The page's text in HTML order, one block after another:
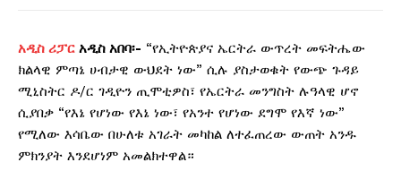
አዲስ ሪፓር አዲስ አበባ፡- “የኢትዮጵያና ኤርትራ ውጥረት መፍትሔው
ክልላዊ ምጣኔ ሀብታዊ ውህደት ነው” ሲሉ ያስታወቁት የውጭ ጉዳይ
ሚኒስትር ዶ/ር ገዲዮን ጢሞቲዎስ፣ የኤርትራ መንግስት ሉዓላዊ ሆኖ
ሲያበቃ “የእኔ የሆነው የእኔ ነው፣ የአንተ የሆነው ደግሞ የእኛ ነው”
የሚለው እሳቤው በሁለቱ አገራት መካከል ለተፈጠረው ውጠት አንዱ
ምክንያት እንደሆነም አመልክተዋል።